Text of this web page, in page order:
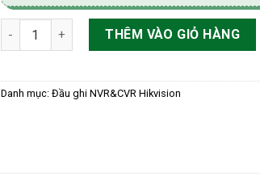
Đầu ghi hình IP 16 kênh AcuSense hỗ trợ 2
THÊM VÀO GIỎ HÀNG
Danh mục: Đầu ghi NVR&CVR Hikvision